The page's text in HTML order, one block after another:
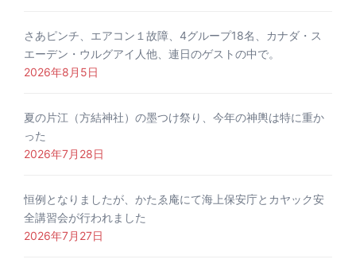
さあピンチ、エアコン１故障、4グループ18名、カナダ・ス
エーデン・ウルグアイ人他、連日のゲストの中で。
2026年8月5日
夏の片江（方結神社）の墨つけ祭り、今年の神輿は特に重か
った
2026年7月28日
恒例となりましたが、かたゑ庵にて海上保安庁とカヤック安
全講習会が行われました
2026年7月27日